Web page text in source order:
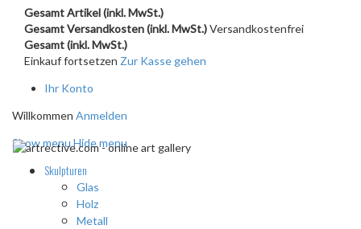
Gesamt Artikel (inkl. MwSt.)
Gesamt Versandkosten (inkl. MwSt.)Versandkostenfrei
Gesamt (inkl. MwSt.)
Einkauf fortsetzen Zur Kasse gehen
Ihr Konto
Willkommen Anmelden
Show menu Hide menu
Skulpturen
Glas
Holz
Metall